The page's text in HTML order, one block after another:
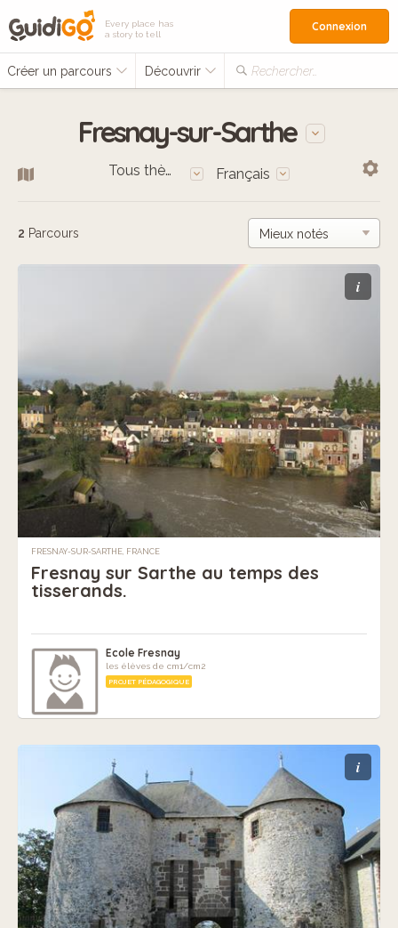
Every place has
a story to tell
Créer un parcours Découvrir Rechercher…
Connexion
Fresnay-sur-Sarthe
Tous thèmes Français
2 Parcours
i
FRESNAY-SUR-SARTHE, FRANCE
Fresnay sur Sarthe au temps des
tisserands.
Ecole Fresnay
les élèves de cm1/cm2
PROJET PÉDAGOGIQUE
i